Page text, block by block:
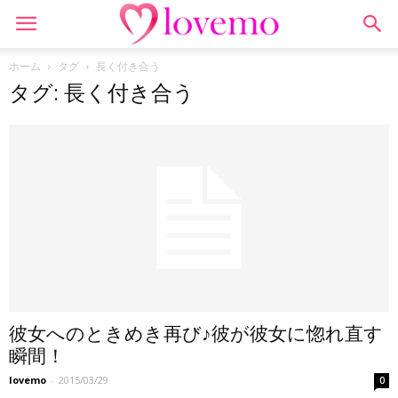
ホーム タグ 長く付き合う
タグ: 長く付き合う
彼女へのときめき再び♪彼が彼女に惚れ直す
瞬間！
lovemo - 2015/03/29 0